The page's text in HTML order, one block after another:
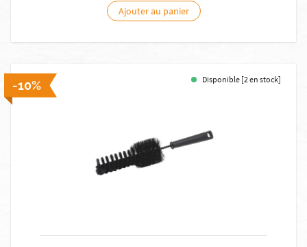
Ajouter au panier
-10% Disponible [2 en stock]